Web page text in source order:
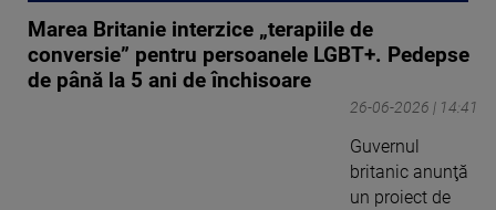
Marea Britanie interzice „terapiile de
conversie” pentru persoanele LGBT+. Pedepse
de până la 5 ani de închisoare
26-06-2026 | 14:41
Guvernul
britanic anunţă
un proiect de